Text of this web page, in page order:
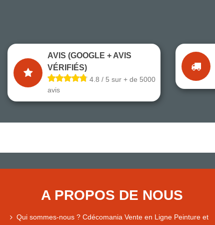
AVIS (GOOGLE + AVIS
VÉRIFIÉS)
4.8 / 5 sur + de 5000
avis
A PROPOS DE NOUS
Qui sommes-nous ? Cdécomania Vente en Ligne Peinture et